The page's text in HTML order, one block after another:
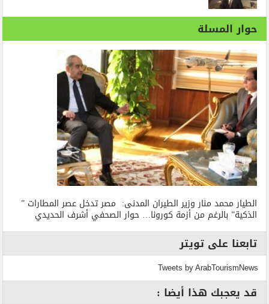
حوار المسلة
الطيار محمد منار وزير الطيران المدنى: مصر تدخل عصر المطارات ”
الذكية” بالرغم من أزمة كورونا… حوار الصحفي أشرف الحديدي
تابعنا على تويتر
Tweets by ArabTourismNews
قد يعجبك هذا أيضا :